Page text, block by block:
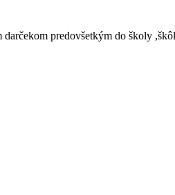
predovšetkým do školy